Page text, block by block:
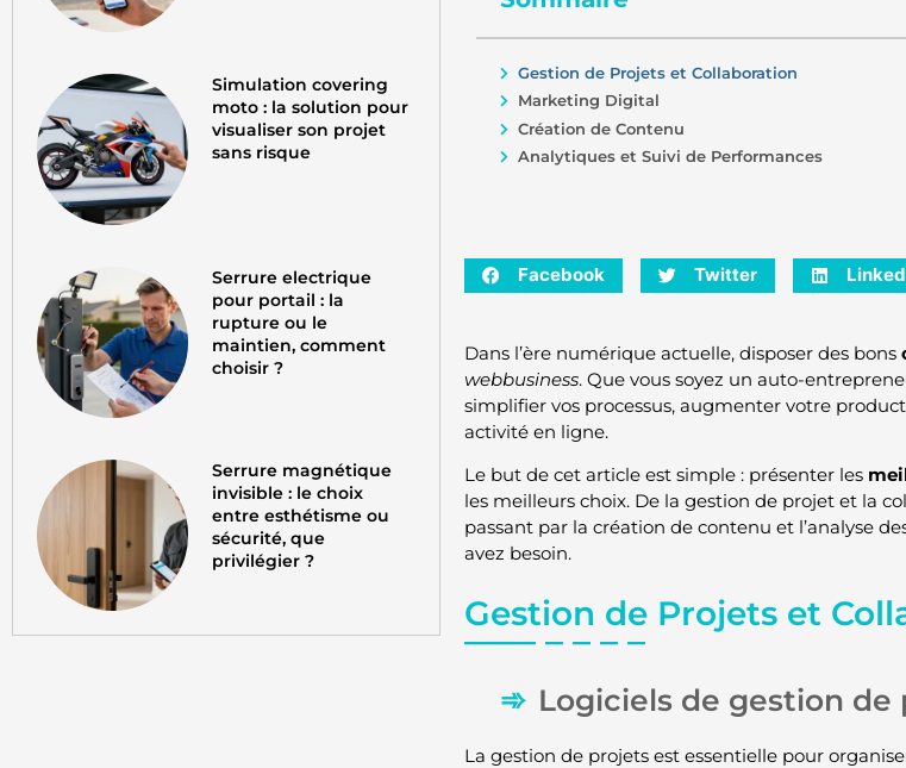
Simulation covering
moto : la solution pour
visualiser son projet
sans risque
Serrure electrique
pour portail : la
rupture ou le
maintien, comment
choisir ?
Serrure magnétique
invisible : le choix
entre esthétisme ou
sécurité, que
privilégier ?
Gestion de Projets et Collaboration
Marketing Digital
Création de Contenu
Analytiques et Suivi de Performances
Facebook Twitter
Dans l’ère numérique actuelle, disposer des bons
webbusiness. Que vous soyez un auto-
simplifier vos processus, augmenter votre
activité en ligne.
Le but de cet article est simple : présenter les
les meilleurs choix. De la gestion de projet et la
passant par la création de contenu et l’analyse
avez besoin.
Gestion de Projets et
Logiciels de gestion de
La gestion de projets est essentielle pour